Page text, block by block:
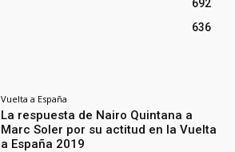
692
636
Vuelta a España
La respuesta de Nairo Quintana a
Marc Soler por su actitud en la Vuelta
a España 2019